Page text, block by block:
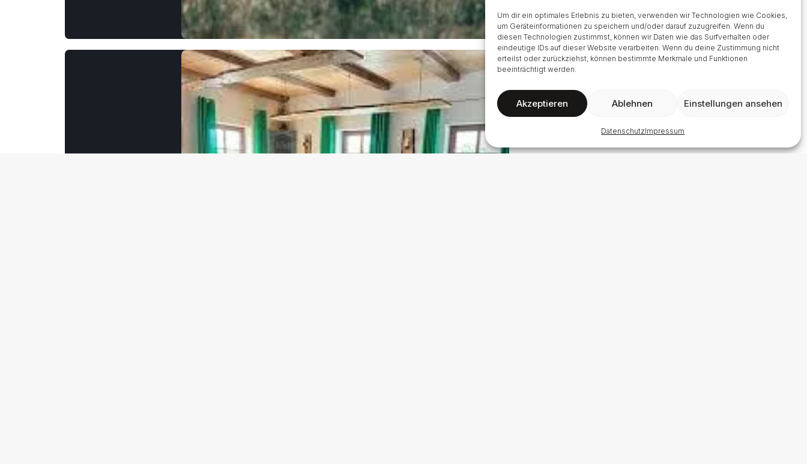
Um dir ein optimales Erlebnis zu bieten, verwenden wir Technologien wie Cookies,
um Geräteinformationen zu speichern und/oder darauf zuzugreifen. Wenn du
diesen Technologien zustimmst, können wir Daten wie das Surfverhalten oder
eindeutige IDs auf dieser Website verarbeiten. Wenn du deine Zustimmung nicht
erteilst oder zurückziehst, können bestimmte Merkmale und Funktionen
beeinträchtigt werden.
Akzeptieren Ablehnen Einstellungen ansehen
DatenschutzImpressum